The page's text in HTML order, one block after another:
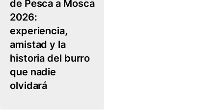
de Pesca a Mosca
2026:
experiencia,
amistad y la
historia del burro
que nadie
olvidará